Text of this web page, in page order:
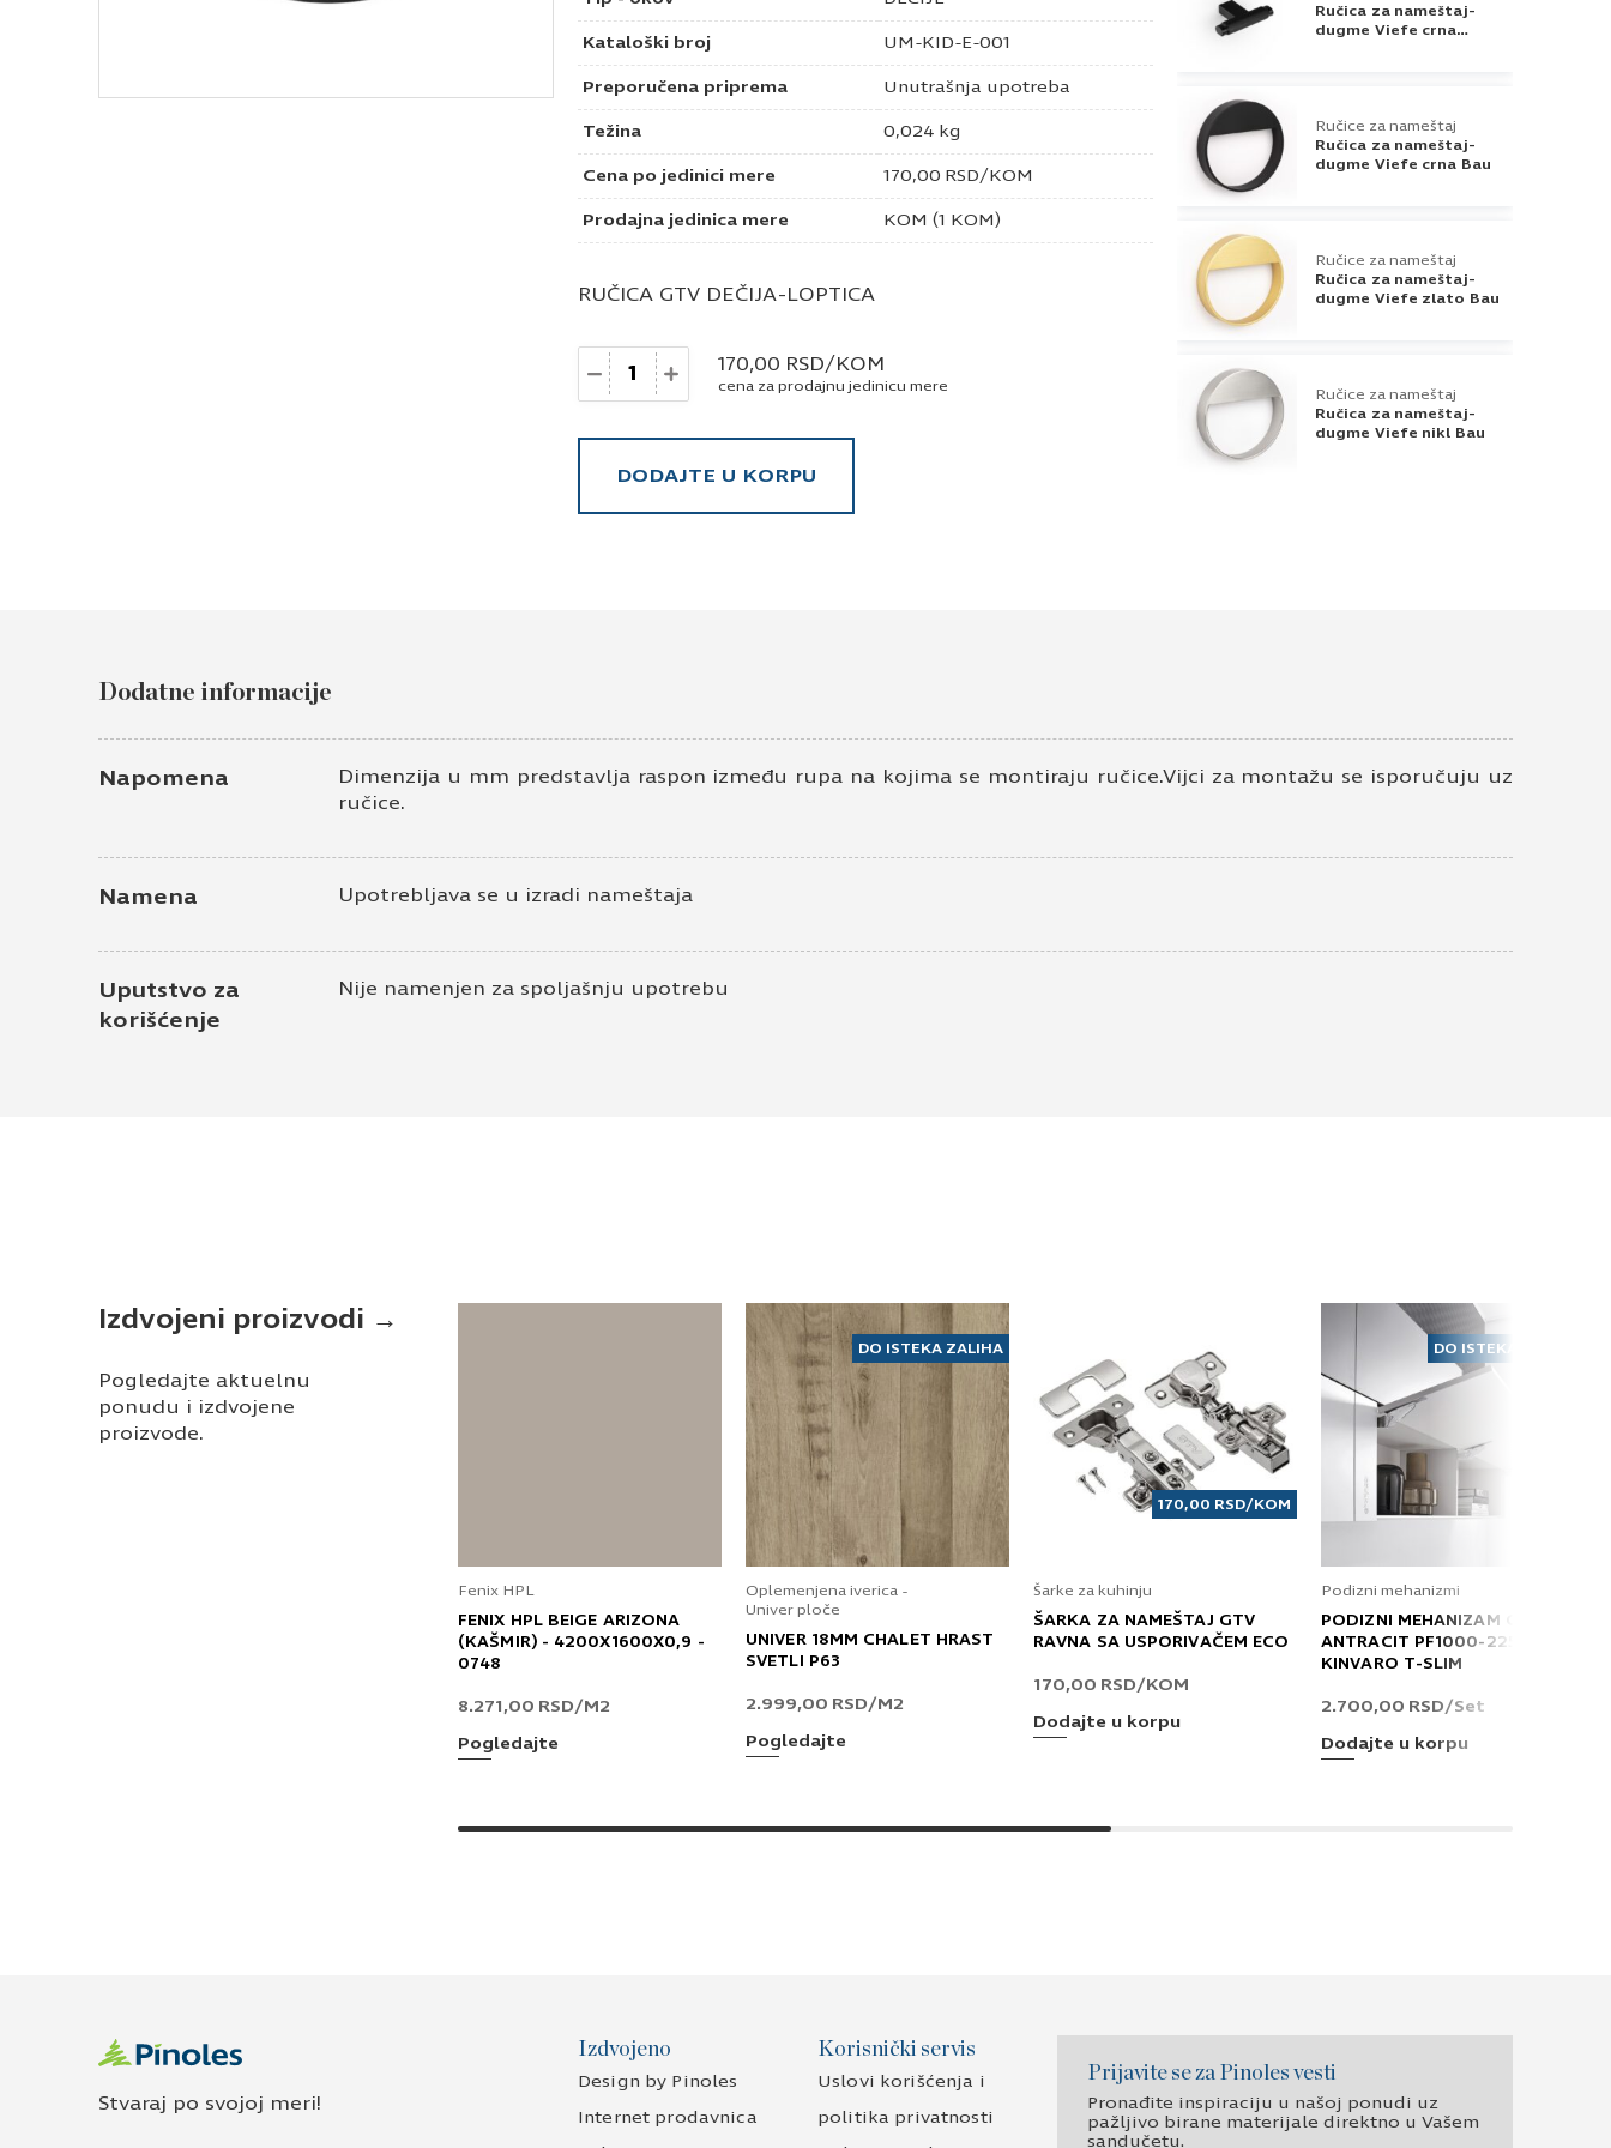
Kataloški broj UM-KID-E-001
Preporučena priprema Unutrašnja upotreba
Težina 0,024 kg
Cena po jedinici mere 170,00 RSD/KOM
Prodajna jedinica mere KOM (1 KOM)
RUČICA GTV DEČIJA-LOPTICA
Količina 170,00 RSD/KOM
cena za prodajnu jedinicu mere
DODAJTE U KORPU
Ručica za nameštaj-
dugme Viefe crna
Ručice za nameštaj
Ručica za nameštaj-
dugme Viefe crna Bau
Ručice za nameštaj
Ručica za nameštaj-
dugme Viefe zlato Bau
Ručice za nameštaj
Ručica za nameštaj-
dugme Viefe nikl Bau
Brooklyn
Ručica za nameštaj-
Dodatne informacije
Napomena
Dimenzija u mm predstavlja raspon između rupa na kojima se montiraju ručice.Vijci za montažu se isporučuju uz
ručice.
Namena Upotrebljava se u izradi nameštaja
Uputstvo za
korišćenje
Nije namenjen za spoljašnju upotrebu
Izdvojeni proizvodi →
Pogledajte aktuelnu
ponudu i izdvojene
proizvode.
Fenix HPL
FENIX HPL BEIGE ARIZONA
(KAŠMIR) - 4200X1600X0,9 -
0748
8.271,00 RSD/M2
Pogledajte
DO ISTEKA ZALIHA
Oplemenjena iverica -
Univer ploče
UNIVER 18MM CHALET HRAST
SVETLI P63
2.999,00 RSD/M2
Pogledajte
170,00 RSD/KOM
Šarke za kuhinju
ŠARKA ZA NAMEŠTAJ GTV
RAVNA SA USPORIVAČEM ECO
170,00 RSD/KOM
Dodajte u korpu
DO ISTEKA ZALIHA
Podizni mehanizmi
PODIZNI MEHANIZAM GRASS
ANTRACIT PF1000-2250 T
KINVARO T-SLIM
2.700,00 RSD/Set
Dodajte u korpu
Stvaraj po svojoj meri!
Izdvojeno
Design by Pinoles
Internet prodavnica
Korisnički servis
Uslovi korišćenja i
politika privatnosti
Prijavite se za Pinoles vesti
Pronađite inspiraciju u našoj ponudi uz
pažljivo birane materijale direktno u Vašem
sandučetu.